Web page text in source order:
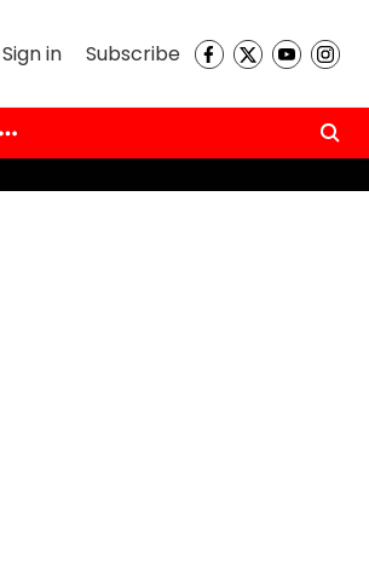
Sign in Subscribe